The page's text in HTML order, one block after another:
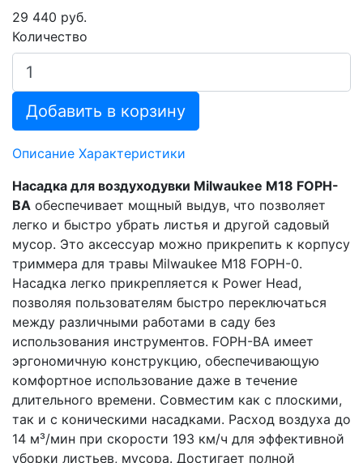
29 440 руб.
Количество
Добавить в корзину
Описание Характеристики
Насадка для воздуходувки Milwaukee M18 FOPH-
BA обеспечивает мощный выдув, что позволяет
легко и быстро убрать листья и другой садовый
мусор. Это аксессуар можно прикрепить к корпусу
триммера для травы Milwaukee M18 FOPH-0.
Насадка легко прикрепляется к Power Head,
позволяя пользователям быстро переключаться
между различными работами в саду без
использования инструментов. FOPH-BA имеет
эргономичную конструкцию, обеспечивающую
комфортное использование даже в течение
длительного времени. Совместим как с плоскими,
так и с коническими насадками. Расход воздуха до
14 м³/мин при скорости 193 км/ч для эффективной
уборки листьев, мусора. Достигает полной